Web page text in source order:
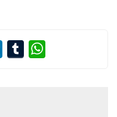
LinkedInTumblr